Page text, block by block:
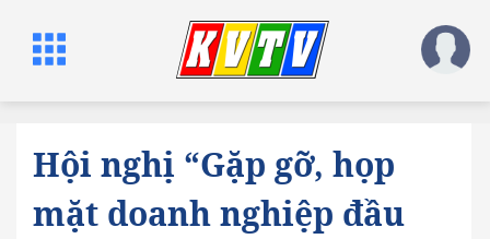
Hội nghị “Gặp gỡ, họp
mặt doanh nghiệp đầu